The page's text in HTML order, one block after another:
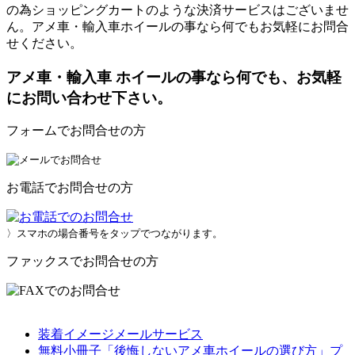
の為ショッピングカートのような決済サービスはございませ
ん。アメ車・輸入車ホイールの事なら何でもお気軽にお問合
せください。
アメ車・輸入車 ホイールの事なら何でも、お気軽
にお問い合わせ下さい。
フォームでお問合せの方
お電話でお問合せの方
〉スマホの場合番号をタップでつながります。
ファックスでお問合せの方
装着イメージメールサービス
無料小冊子「後悔しないアメ車ホイールの選び方」プ